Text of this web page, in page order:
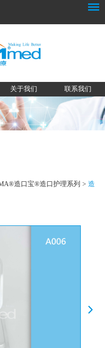
关于我们 联系我们
造口宝®造口护理系列 > 造